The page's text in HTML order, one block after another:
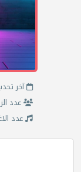
آخر تحديث : 06 أغسطس
عدد
عدد